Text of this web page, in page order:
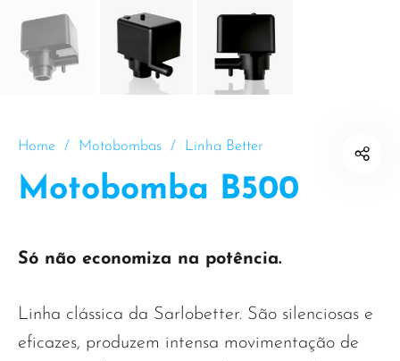
Home / Motobombas / Linha Better
Motobomba B500
Só não economiza na potência.
Linha clássica da Sarlobetter. São silenciosas e
eficazes, produzem intensa movimentação de